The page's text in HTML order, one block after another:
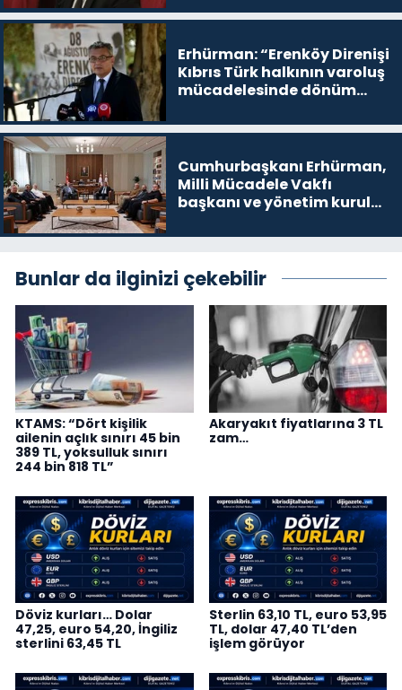
devam edeceğim’ dediği
Erhürman: “Erenköy Direnişi
Kıbrıs Türk halkının varoluş
mücadelesinde dönüm
Cumhurbaşkanı Erhürman,
Milli Mücadele Vakfı
başkanı ve yönetim kurulu
Bunlar da ilginizi çekebilir
KTAMS: “Dört kişilik
ailenin açlık sınırı 45 bin
389 TL, yoksulluk sınırı
244 bin 818 TL”
Akaryakıt fiyatlarına 3 TL
zam…
Döviz kurları… Dolar
47,25, euro 54,20, İngiliz
sterlini 63,45 TL
Sterlin 63,10 TL, euro 53,95
TL, dolar 47,40 TL’den
işlem görüyor